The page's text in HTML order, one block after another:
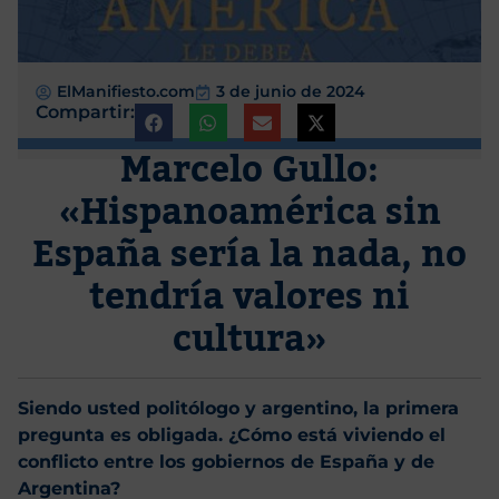
ElManifiesto.com 3 de junio de 2024
Compartir:
Marcelo Gullo:
«Hispanoamérica sin
España sería la nada, no
tendría valores ni
cultura»
Siendo usted politólogo y argentino, la primera
pregunta es obligada. ¿Cómo está viviendo el
conflicto entre los gobiernos de España y de
Argentina?